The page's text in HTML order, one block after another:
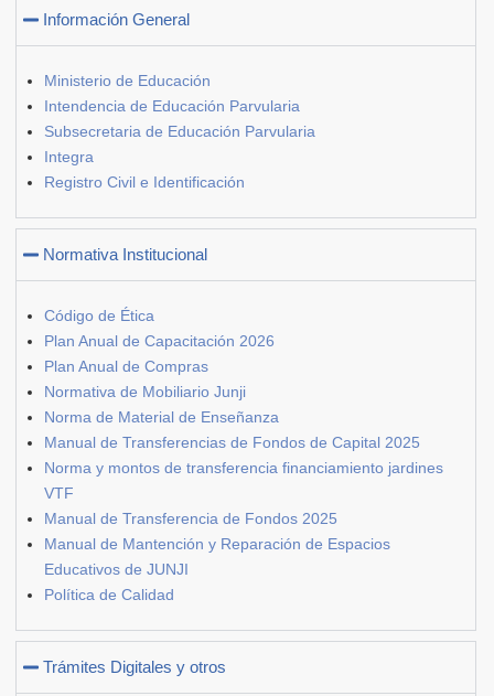
Información General
Ministerio de Educación
Intendencia de Educación Parvularia
Subsecretaria de Educación Parvularia
Integra
Registro Civil e Identificación
Normativa Institucional
Código de Ética
Plan Anual de Capacitación 2026
Plan Anual de Compras
Normativa de Mobiliario Junji
Norma de Material de Enseñanza
Manual de Transferencias de Fondos de Capital 2025
Norma y montos de transferencia financiamiento jardines
VTF
Manual de Transferencia de Fondos 2025
Manual de Mantención y Reparación de Espacios
Educativos de JUNJI
Política de Calidad
Trámites Digitales y otros